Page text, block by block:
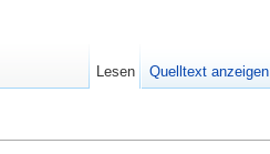
Lesen Quelltext anzeigen